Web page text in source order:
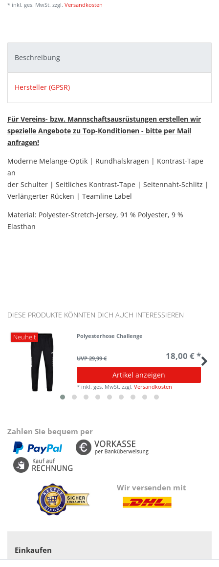
* inkl. ges. MwSt. zzgl. Versandkosten
Beschreibung
Hersteller (GPSR)
Für Vereins- bzw. Mannschaftsausrüstungen erstellen wir
spezielle Angebote zu Top-Konditionen - bitte per Mail
anfragen!
Moderne Melange-Optik | Rundhalskragen | Kontrast-Tape
an
der Schulter | Seitliches Kontrast-Tape | Seitennaht-Schlitz |
Verlängerter Rücken | Teamline Label
Material: Polyester-Stretch-Jersey, 91 % Polyester, 9 %
Elasthan
DIESE PRODUKTE KÖNNTEN DICH AUCH INTERESSIEREN
Neuheit Polyesterhose Challenge
UVP 29,99 € 18,00 € *
Artikel anzeigen
* inkl. ges. MwSt. zzgl.Versandkosten
Zahlen Sie bequem per
Wir versenden mit
Einkaufen